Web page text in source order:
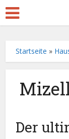
Startseite »
Der